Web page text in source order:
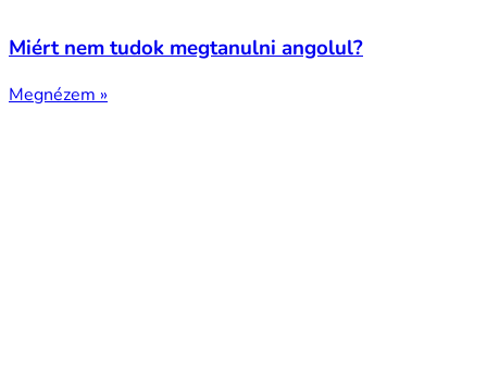
Miért nem tudok megtanulni angolul?
Megnézem »